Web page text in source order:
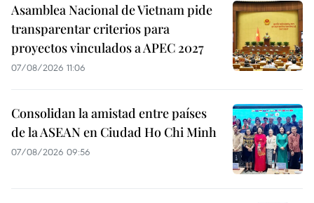
Asamblea Nacional de Vietnam pide
transparentar criterios para
proyectos vinculados a APEC 2027
07/08/2026 11:06
Consolidan la amistad entre países
de la ASEAN en Ciudad Ho Chi Minh
07/08/2026 09:56